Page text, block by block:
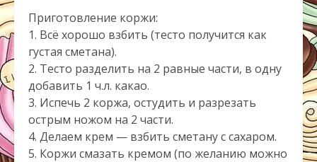
Приготовление коржи:
1. Всё хорошо взбить (тесто получится как
густая сметана).
2. Тесто разделить на 2 равные части, в одну
добавить 1 ч.л. какао.
3. Испечь 2 коржа, остудить и разрезать
острым ножом на 2 части.
4. Делаем крем — взбить сметану с сахаром.
5. Коржи смазать кремом (по желанию можно